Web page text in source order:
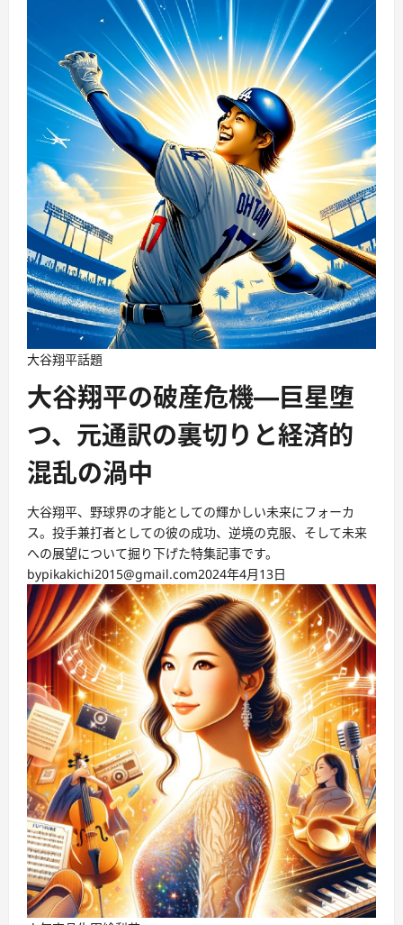
大谷翔平話題
大谷翔平の破産危機―巨星堕
つ、元通訳の裏切りと経済的
混乱の渦中
大谷翔平、野球界の才能としての輝かしい未来にフォーカ
ス。投手兼打者としての彼の成功、逆境の克服、そして未来
への展望について掘り下げた特集記事です。
bypikakichi2015@gmail.com2024年4月13日